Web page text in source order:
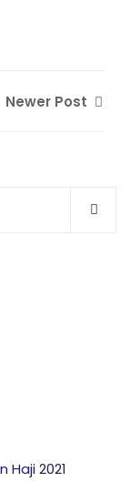
Newer Post
Haji 2021